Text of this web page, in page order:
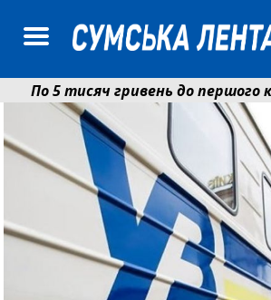
По 5 тисяч гривень до першого
Ніколаєнко: у Сумах погодили 115